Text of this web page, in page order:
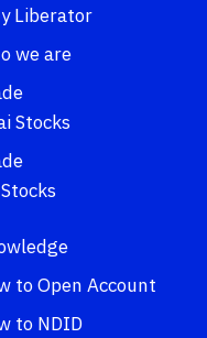
Liberator
we are
Stocks
to Open Account
to NDID